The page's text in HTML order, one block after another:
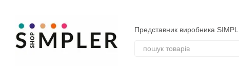
Представник виробника